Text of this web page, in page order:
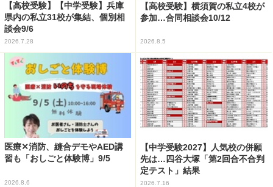
【高校受験】【中学受験】兵庫
県内の私立31校が集結、個別相
談会9/6
2026.7.28
【高校受験】横須賀の私立4校が
参加…合同相談会10/12
2026.8.5
医療✕消防、縫合デモやAED講
習も「おしごと体験博」9/5
2026.8.6
【中学受験2027】人気校の併願
先は…四谷大塚「第2回合不合判
定テスト」結果
2026.7.16